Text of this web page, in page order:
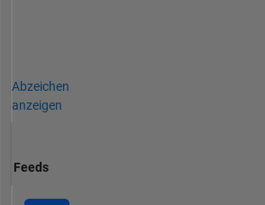
Abzeichen
anzeigen
Feeds